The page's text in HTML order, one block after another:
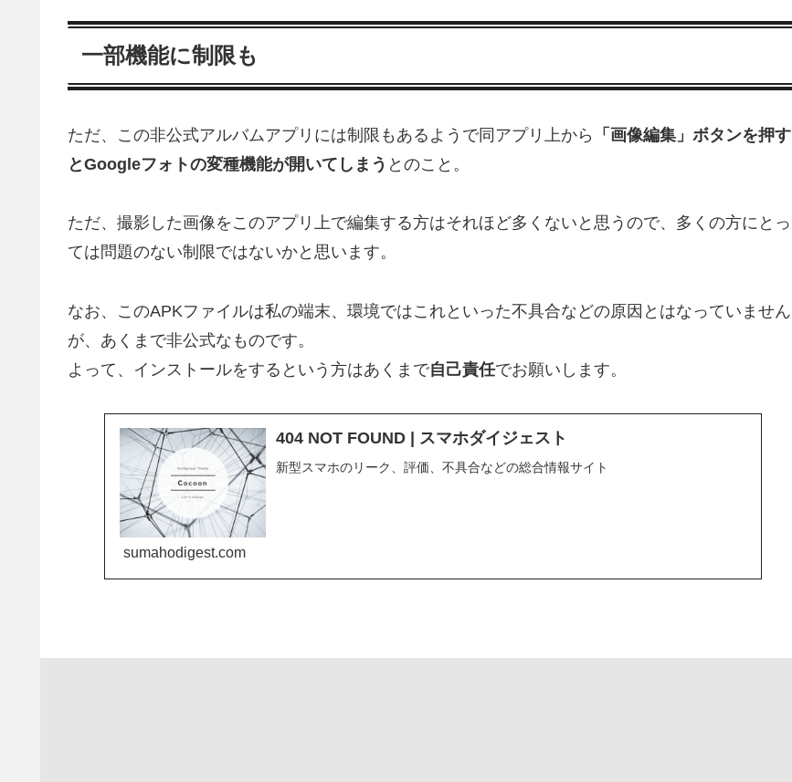
一部機能に制限も
ただ、この非公式アルバムアプリには制限もあるようで同アプリ上から
「画像編集」ボタンを押す
とGoogleフォトの変種機能が開いてしまう とのこと。
ただ、撮影した画像をこのアプリ上で編集する方はそれほど多くないと思うので、多くの方にとっ
ては問題のない制限ではないかと思います。
なお、このAPKファイルは私の端末、環境ではこれといった不具合などの原因とはなっていません
が、あくまで非公式なものです。
よって、インストールをするという方はあくまで自己責任でお願いします。
404 NOT FOUND | スマホダイジェスト
新型スマホのリーク、評価、不具合などの総合情報サイト
sumahodigest.com